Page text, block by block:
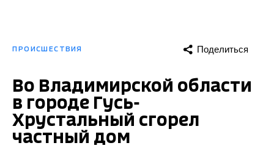
ПРОИСШЕСТВИЯ Поделиться
Во Владимирской области
в городе Гусь-
Хрустальный сгорел
частный дом